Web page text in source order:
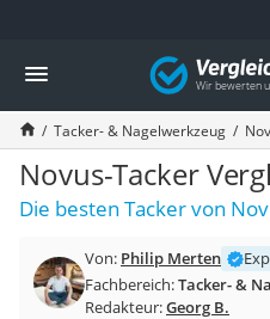
Die beliebtesten Vergleiche nach
Baumarkt
Tresor feuerfest
Makita-Akku-Rasenmäher
Kappsäge
Smartes Türschloss
Akku-Rasentrimmer
Split-Klimaanlage 2 Innengeräte
Pelletofen
Vergleich
Tacker- & Nagelwerkzeug
Novus-Tacker
Die besten Tacker von
Von: Philip Merten
Fachbereich:Tacker- &
Redakteur:Georg B.